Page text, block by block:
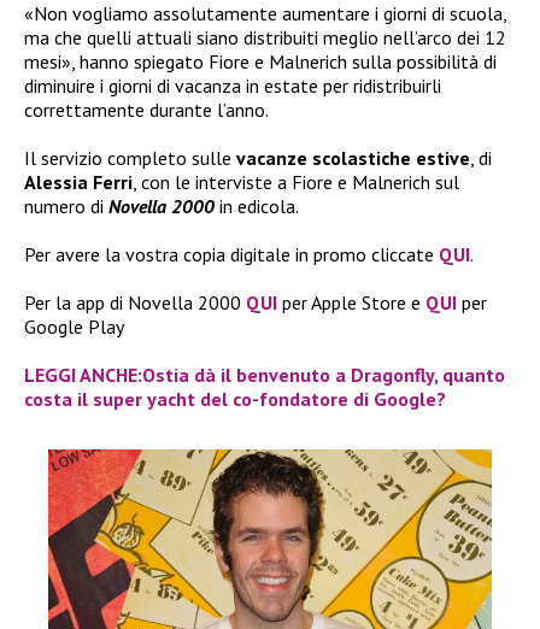
«Non vogliamo assolutamente aumentare i giorni di scuola,
ma che quelli attuali siano distribuiti meglio nell’arco dei 12
mesi», hanno spiegato Fiore e Malnerich sulla possibilità di
diminuire i giorni di vacanza in estate per ridistribuirli
correttamente durante l’anno.
Il servizio completo sulle vacanze scolastiche estive, di
Alessia Ferri, con le interviste a Fiore e Malnerich sul
numero di Novella 2000 in edicola.
Per avere la vostra copia digitale in promo cliccate QUI.
Per la app di Novella 2000 QUI per Apple Store e QUI per
Google Play
LEGGI ANCHE:Ostia dà il benvenuto a Dragonfly, quanto
costa il super yacht del co-fondatore di Google?